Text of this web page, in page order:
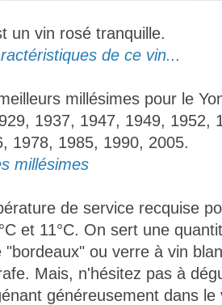
un vin rosé tranquille.
de ce vin...
millésimes pour le
1937, 1947, 1949, 1952,
1978, 1985, 1990, 2005.
millésimes
de service recquise
et 11°C. On sert une
"bordeaux" ou verre à vin
Mais, n'hésitez pas à
généreusement dans